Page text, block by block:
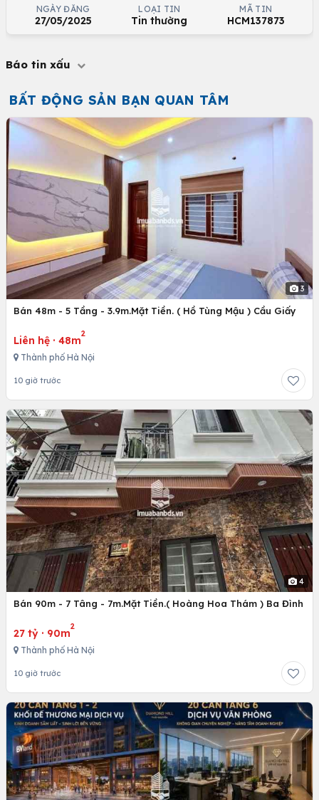
NGÀY ĐĂNG
27/05/2025
LOẠI TIN
Tin thường
MÃ TIN
HCM137873
Báo tin xấu
BẤT ĐỘNG SẢN BẠN QUAN TÂM
3
Bán 48m - 5 Tầng - 3.9m.Mặt Tiền. ( Hồ Tùng Mậu ) Cầu Giấy
Liên hệ · 48m
2
Thành phố Hà Nội
10 giờ trước
4
Bán 90m - 7 Tâng - 7m.Mặt Tiền.( Hoàng Hoa Thám ) Ba Đình
27 tỷ · 90m
2
Thành phố Hà Nội
10 giờ trước